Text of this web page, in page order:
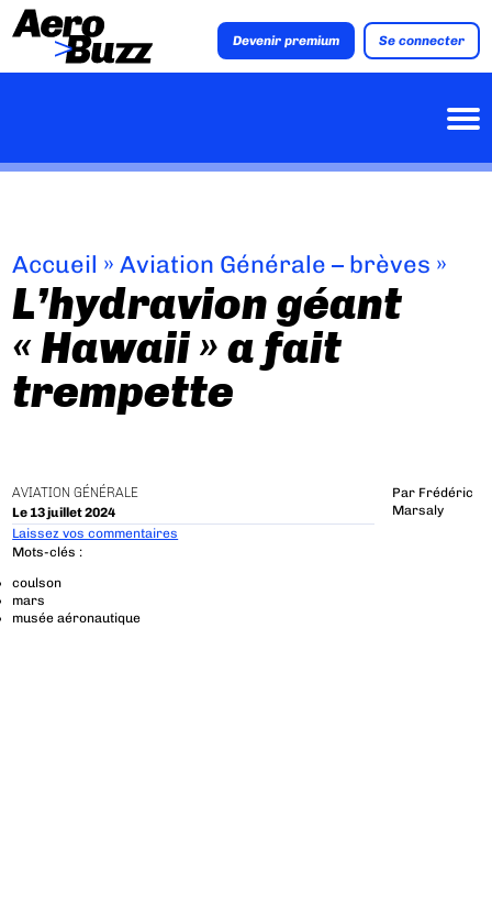
Devenir premium Se connecter
Accueil »Aviation Générale – brèves »
L’hydravion géant
« Hawaii » a fait
trempette
AVIATION GÉNÉRALE
Le 13 juillet 2024
Par Frédéric
Marsaly
Laissez vos commentaires
Mots-clés :
coulson
mars
musée aéronautique